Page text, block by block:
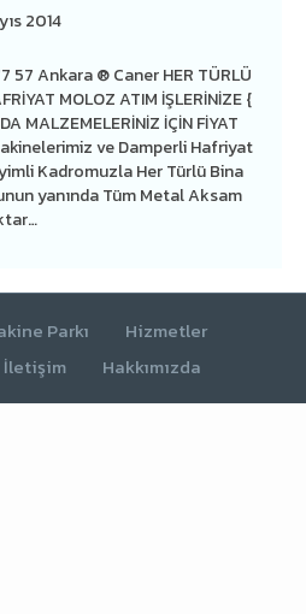
2014
57 Ankara ® Caner HER TÜRLÜ
MOLOZ ATIM İŞLERİNİZE {
MALZEMELERİNİZ İÇİN FİYAT
ve Damperli Hafriyat
Kadromuzla Her Türlü Bina
yanında Tüm Metal Aksam
Parkı
Hizmetler
İletişim Hakkımızda